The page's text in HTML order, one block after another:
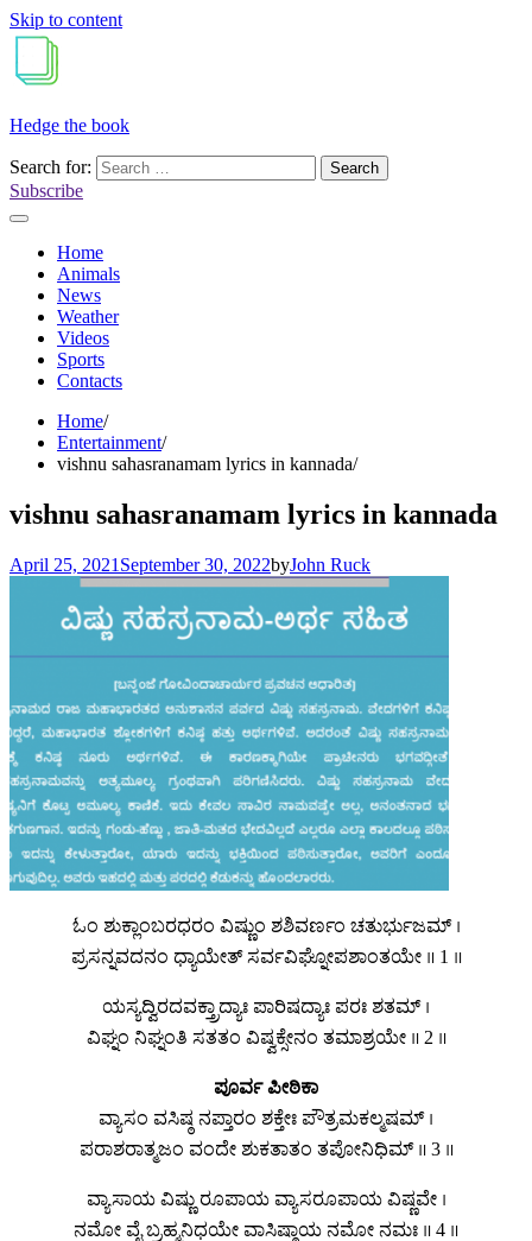
Skip to content
Hedge the book
Search for:
Subscribe
Home
Animals
News
Weather
Videos
Sports
Contacts
Home
Entertainment
vishnu sahasranamam lyrics in kannada
vishnu sahasranamam lyrics in kannada
April 25, 2021 September 30, 2022byJohn Ruck
ಓಂ ಶುಕ್ಲಾಂಬರಧರಂ ವಿಷ್ಣುಂ ಶಶಿವರ್ಣಂ ಚತುರ್ಭುಜಮ್ ।
ಪ್ರಸನ್ನವದನಂ ಧ್ಯಾಯೇತ್ ಸರ್ವವಿಘ್ನೋಪಶಾಂತಯೇ ॥ 1 ॥
ಯಸ್ಯದ್ವಿರದವಕ್ತ್ರಾದ್ಯಾಃ ಪಾರಿಷದ್ಯಾಃ ಪರಃ ಶತಮ್ ।
ವಿಘ್ನಂ ನಿಘ್ನಂತಿ ಸತತಂ ವಿಷ್ವಕ್ಸೇನಂ ತಮಾಶ್ರಯೇ ॥ 2 ॥
ಪೂರ್ವ ಪೀಠಿಕಾ
ವ್ಯಾಸಂ ವಸಿಷ್ಠ ನಪ್ತಾರಂ ಶಕ್ತೇಃ ಪೌತ್ರಮಕಲ್ಮಷಮ್ ।
ಪರಾಶರಾತ್ಮಜಂ ವಂದೇ ಶುಕತಾತಂ ತಪೋನಿಧಿಮ್ ॥ 3 ॥
ವ್ಯಾಸಾಯ ವಿಷ್ಣು ರೂಪಾಯ ವ್ಯಾಸರೂಪಾಯ ವಿಷ್ಣವೇ ।
ನಮೋ ವೈ ಬ್ರಹ್ಮನಿಧಯೇ ವಾಸಿಷ್ಠಾಯ ನಮೋ ನಮಃ ॥ 4 ॥